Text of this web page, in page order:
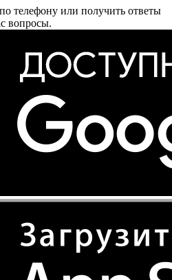
телефону или получить ответы
вопросы.